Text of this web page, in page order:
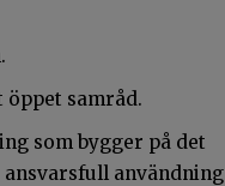
öppet samråd.
som bygger på det
användning